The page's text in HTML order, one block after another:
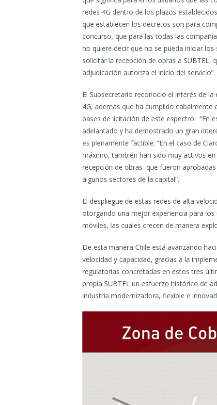
redes 4G dentro de los plazos
que establecen los decretos son para
concurso, que para las todas las
no quiere decir que no se pueda iniciar
solicitar la recepción de obras a
adjudicación autoriza el inicio del servicio”.
El Subsecretario reconoció el interés de
4G, además que ha cumplido
bases de licitación de este espectro. “En
adelantado y ha demostrado un gran
es plenamente factible. “En el caso de
máximo, también han sido muy activos
recepción de obras que fueron
algunos sectores de la capital”.
El despliegue de estas redes de alta
otorgando una mejor experiencia para
móviles, las cuales crecen de manera
De esta manera Chile está avanzando
velocidad y capacidad, gracias a la
regulatorias concretadas en estos tres
propia SUBTEL un esfuerzo histórico de
industria modernizadora, flexible e